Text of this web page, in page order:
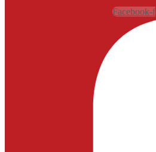
Facebook-f